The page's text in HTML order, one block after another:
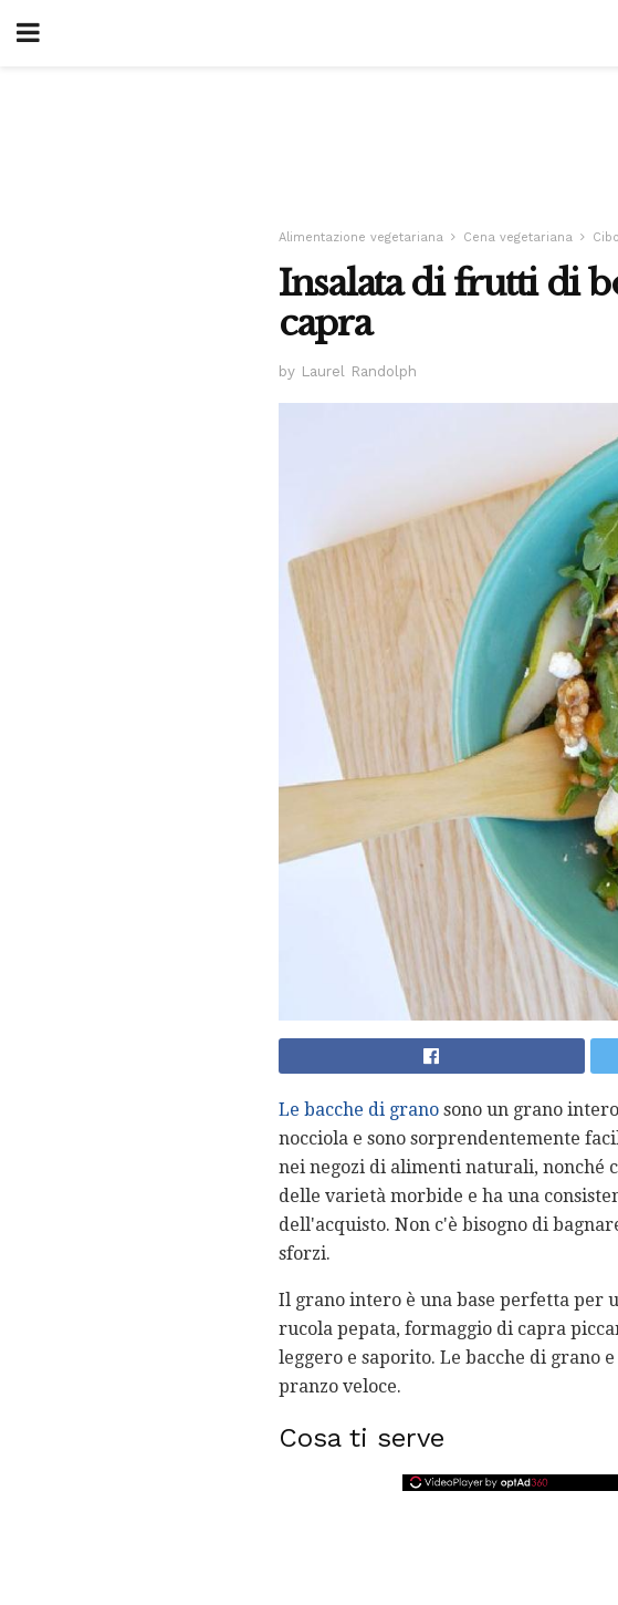
Alimentazione vegetariana Cena vegetariana
Insalata di frutti di
capra
by Laurel Randolph
Le bacche di grano sono un grano
nocciola e sono sorprendentemente
nei negozi di alimenti naturali, nonché
delle varietà morbide e ha una
dell'acquisto. Non c'è bisogno di
sforzi.
Il grano intero è una base perfetta per
rucola pepata, formaggio di capra
leggero e saporito. Le bacche di grano
pranzo veloce.
Cosa ti serve